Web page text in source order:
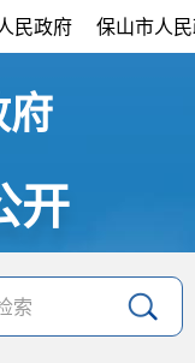
民政府 保山市人
府
开